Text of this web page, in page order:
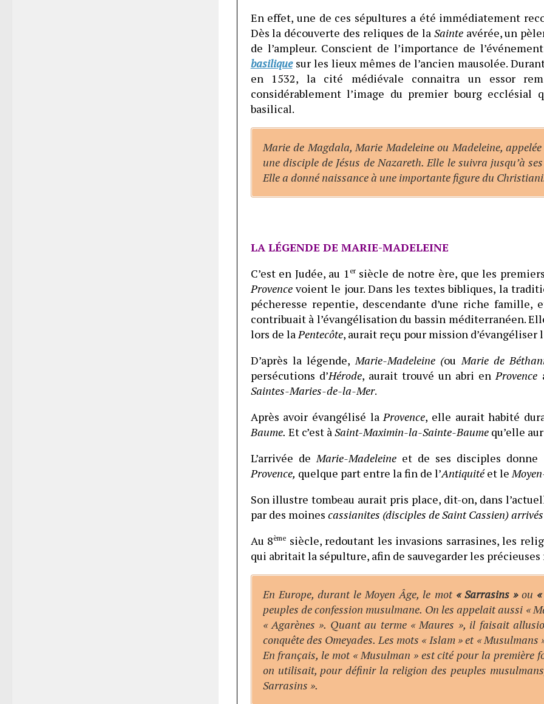
En effet, une de ces sépultures a été immédiatement
Dès la découverte des reliques de la Sainteavérée, un
de l’ampleur. Conscient de l’importance de
basiliquesur les lieux mêmes de l’ancien mausolée.
en 1532, la cité médiévale connaitra un essor
considérablement l’image du premier bourg ecclésial
basilical.
Marie de Magdala, Marie Madeleine ou Madeleine,
une disciple de Jésus de Nazareth. Elle le suivra jusqu’à
Elle a donné naissance à une importante figure du
LA LÉGENDE DE MARIE-MADELEINE
C’est en Judée, au 1 ersiècle de notre ère, que les
Provencevoient le jour. Dans les textes bibliques, la
pécheresse repentie, descendante d’une riche
contribuait à l’évangélisation du bassin méditerranéen.
lors de laPentecôte, aurait reçu pour mission d’évangéliser
D’après la légende,Marie-Madeleine (ou Marie de
persécutions d’Hérode, aurait trouvé un abri enProvence
Saintes-Maries-de-la-Mer.
Après avoir évangélisé laProvence, elle aurait habité
Baume. Et c’est àSaint-Maximin-la-Sainte-Baumequ’elle
L’arrivée deMarie-Madeleine et de ses disciples
Provence, quelque part entre la fin de l’Antiquitéet le
Son illustre tombeau aurait pris place, dit-on, dans
par des moines cassianites (disciples de Saint Cassien)
Au 8ème siècle, redoutant les invasions sarrasines, les
qui abritait la sépulture, afin de sauvegarder les
En Europe, durant le Moyen Âge, le mot « Sarrasins »ou
peuples de confession musulmane. On les appelait aussi «
« Agarènes ». Quant au terme « Maures », il faisait
conquête des Omeyades. Les mots « Islam » et «
En français, le mot « Musulman » est cité pour la première
on utilisait, pour définir la religion des peuples
Sarrasins ».